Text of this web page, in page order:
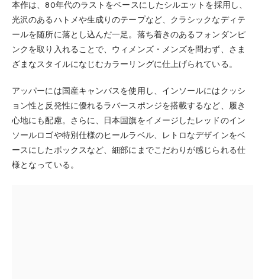
本作は、80年代のラストをベースにしたシルエットを採用し、
光沢のあるハトメや生成りのテープなど、クラシックなディテ
ールを随所に落とし込んだ一足。落ち着きのあるフォンダンピ
ンクを取り入れることで、ウィメンズ・メンズを問わず、さま
ざまなスタイルになじむカラーリングに仕上げられている。
アッパーには国産キャンバスを使用し、インソールにはクッシ
ョン性と反発性に優れるラバースポンジを搭載するなど、履き
心地にも配慮。さらに、日本国旗をイメージしたレッドのイン
ソールロゴや特別仕様のヒールラベル、レトロなデザインをベ
ースにしたボックスなど、細部にまでこだわりが感じられる仕
様となっている。